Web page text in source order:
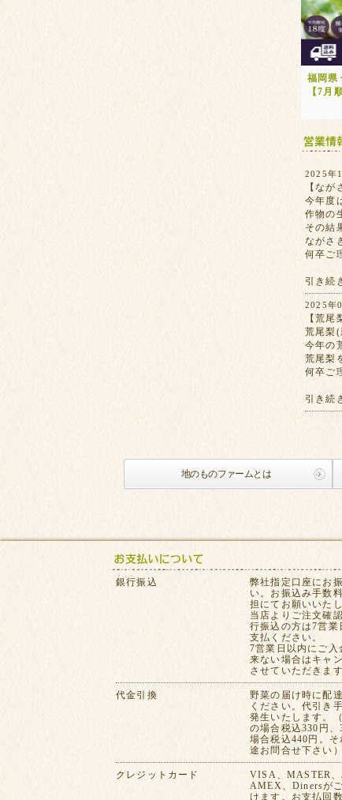
福岡県
【7月
2025年
【なが
今年度
作物の
その結
ながさ
何卒ご
引き続
2025年
【荒
荒尾梨(
今年の
荒尾梨
何卒ご
引き続
地のものファームとは
銀行振込
弊社指定口座にお
い。お振込み手数
担にてお願いいたし
当店よりご注文確
行振込の方は7営業
支払ください。
7営業日以内にご入
来ない場合はキャ
させていただきます
代金引換
野菜の届け時に配
ください。代引き
発生いたします。
の場合税込330円、
場合税込440円。そ
途お問合せ下さい）
クレジットカード
VISA、MASTER、
AMEX、Dinersが
けます。お支払回